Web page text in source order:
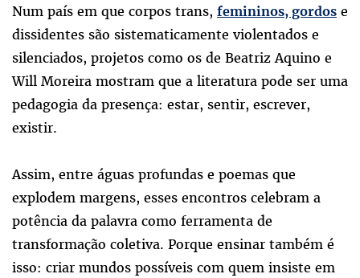
Num país em que corpos trans, femininos, gordos e
dissidentes são sistematicamente violentados e
silenciados, projetos como os de Beatriz Aquino e
Will Moreira mostram que a literatura pode ser uma
pedagogia da presença: estar, sentir, escrever,
existir.
Assim, entre águas profundas e poemas que
explodem margens, esses encontros celebram a
potência da palavra como ferramenta de
transformação coletiva. Porque ensinar também é
isso: criar mundos possíveis com quem insiste em